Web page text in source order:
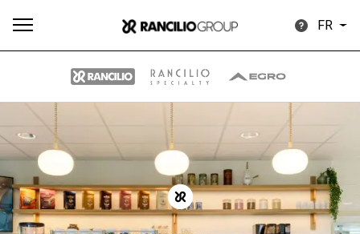
FR
Toutes Produits Nouvelles Télécharger